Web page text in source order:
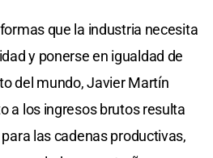
que la industria necesita
y ponerse en igualdad de
del mundo, Javier Martín
a los ingresos brutos resulta
las cadenas productivas,